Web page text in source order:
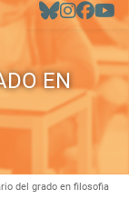
EN
del grado en filosofia